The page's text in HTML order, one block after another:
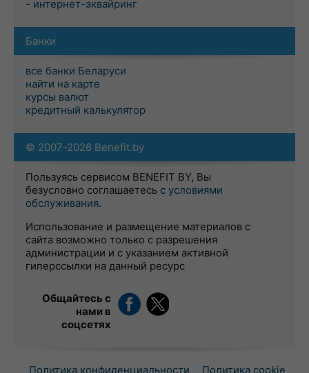
- интернет-эквайринг
Банки
все банки Беларуси
найти на карте
курсы валют
кредитный калькулятор
© 2007-2026 Benefit.by
Пользуясь сервисом BENEFIT BY, Вы
безусловно соглашаетесь с условиями
обслуживания.
Использование и размещение материалов с
сайта возможно только с разрешения
администрации и с указанием активной
гиперссылки на данный ресурс
Общайтесь с
нами в
соцсетях
Политика конфиденциальности Политика cookie